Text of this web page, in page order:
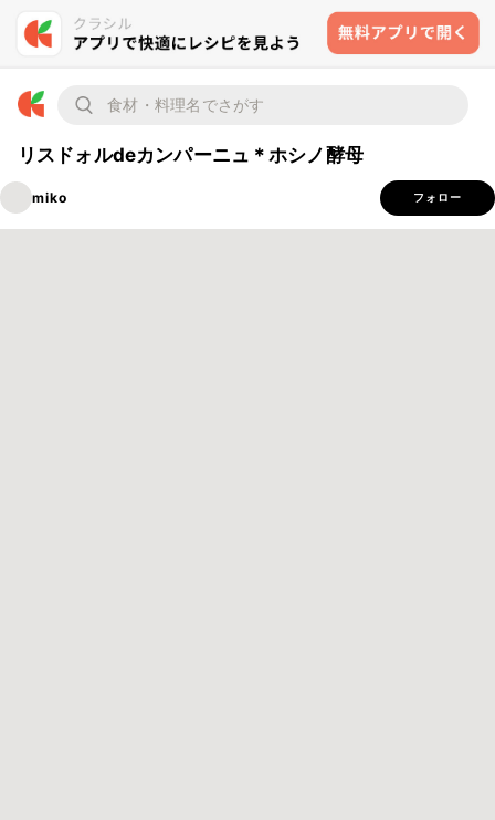
リスドォルdeカンパーニュ＊ホシノ酵母
miko フォロー